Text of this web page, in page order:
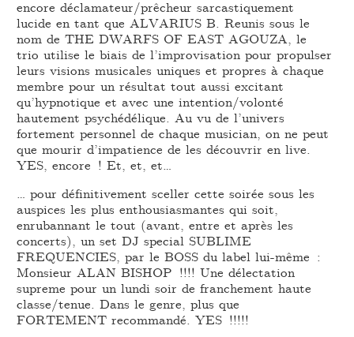
encore déclamateur/prêcheur sarcastiquement
lucide en tant que ALVARIUS B. Reunis sous le
nom de THE DWARFS OF EAST AGOUZA, le
trio utilise le biais de l’improvisation pour propulser
leurs visions musicales uniques et propres à chaque
membre pour un résultat tout aussi excitant
qu’hypnotique et avec une intention/volonté
hautement psychédélique. Au vu de l’univers
fortement personnel de chaque musician, on ne peut
que mourir d’impatience de les découvrir en live.
YES, encore ! Et, et, et…
… pour définitivement sceller cette soirée sous les
auspices les plus enthousiasmantes qui soit,
enrubannant le tout (avant, entre et après les
concerts), un set DJ special SUBLIME
FREQUENCIES, par le BOSS du label lui-même :
Monsieur ALAN BISHOP !!!! Une délectation
supreme pour un lundi soir de franchement haute
classe/tenue. Dans le genre, plus que
FORTEMENT recommandé. YES !!!!!